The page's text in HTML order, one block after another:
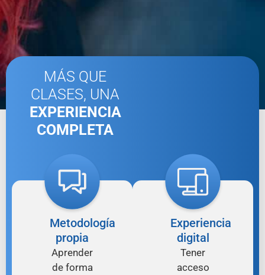
MÁS QUE
CLASES, UNA
EXPERIENCIA
COMPLETA
Metodología
propia
Aprender
de forma
Experiencia
digital
Tener
acceso